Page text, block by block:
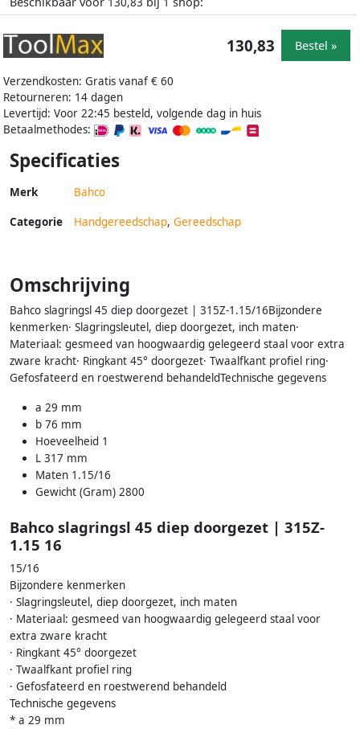
Verzendkosten: Gratis vanaf € 60
Retourneren: 14 dagen
Levertijd: Voor 22:45 besteld, volgende dag in huis
Betaalmethodes:
130,83 Bestel »
Specificaties
Merk Bahco
Categorie Handgereedschap, Gereedschap
Omschrijving
Bahco slagringsl 45 diep doorgezet | 315Z-1.15/16Bijzondere
kenmerken· Slagringsleutel, diep doorgezet, inch maten·
Materiaal: gesmeed van hoogwaardig gelegeerd staal voor extra
zware kracht· Ringkant 45° doorgezet· Twaalfkant profiel ring·
Gefosfateerd en roestwerend behandeldTechnische gegevens
a 29 mm
b 76 mm
Hoeveelheid 1
L 317 mm
Maten 1.15/16
Gewicht (Gram) 2800
Bahco slagringsl 45 diep doorgezet | 315Z-
1.15 16
15/16
Bijzondere kenmerken
· Slagringsleutel, diep doorgezet, inch maten
· Materiaal: gesmeed van hoogwaardig gelegeerd staal voor
extra zware kracht
· Ringkant 45° doorgezet
· Twaalfkant profiel ring
· Gefosfateerd en roestwerend behandeld
Technische gegevens
* a 29 mm